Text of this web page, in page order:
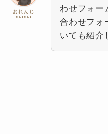
おれんじ
mama
わせフォー
合わせフォ
いても紹介